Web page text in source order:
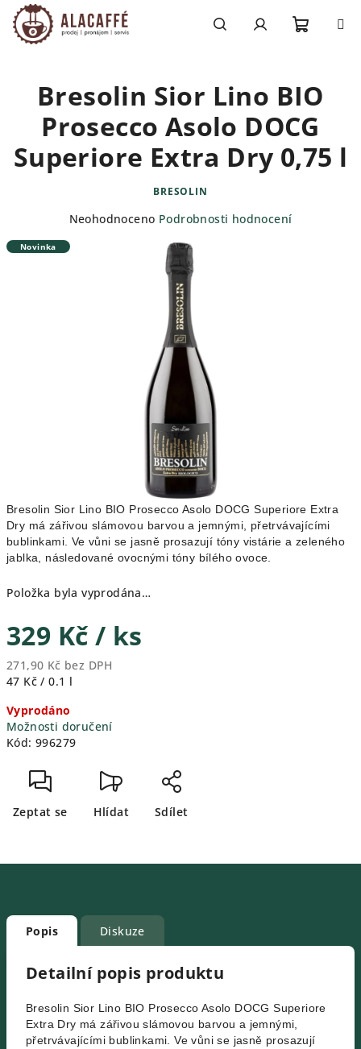
Přejít
na
obsah
košík
Bresolin Sior Lino BIO Prosecco Asolo DOCG Superiore Extra
Dry má zářivou slámovou barvou a jemnými, přetrvávajícími
bublinkami. Ve vůni se jasně prosazují tóny vistárie a zeleného
jablka, následované ovocnými tóny bílého ovoce.
Položka byla vyprodána…
329 Kč / ks
271,90 Kč bez DPH
Měrná
47 Kč / 0.1 l
Vyprodáno
Možnosti doručení
Kód: 996279
Zeptat se Hlídat Sdílet
Bresolin Sior Lino BIO
Prosecco Asolo DOCG
Superiore Extra Dry 0,75 l
BRESOLIN
Průměrné
produktu
Neohodnoceno Podrobnosti hodnocení
Novinka
Popis Diskuze
Detailní popis produktu
Bresolin Sior Lino BIO Prosecco Asolo DOCG Superiore
Extra Dry má zářivou slámovou barvou a jemnými,
přetrvávajícími bublinkami. Ve vůni se jasně prosazují